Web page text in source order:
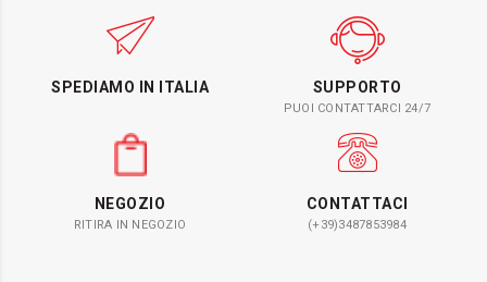
SPEDIAMO IN ITALIA SUPPORTO
PUOI CONTATTARCI 24/7
NEGOZIO
RITIRA IN NEGOZIO
CONTATTACI
(+39)3487853984